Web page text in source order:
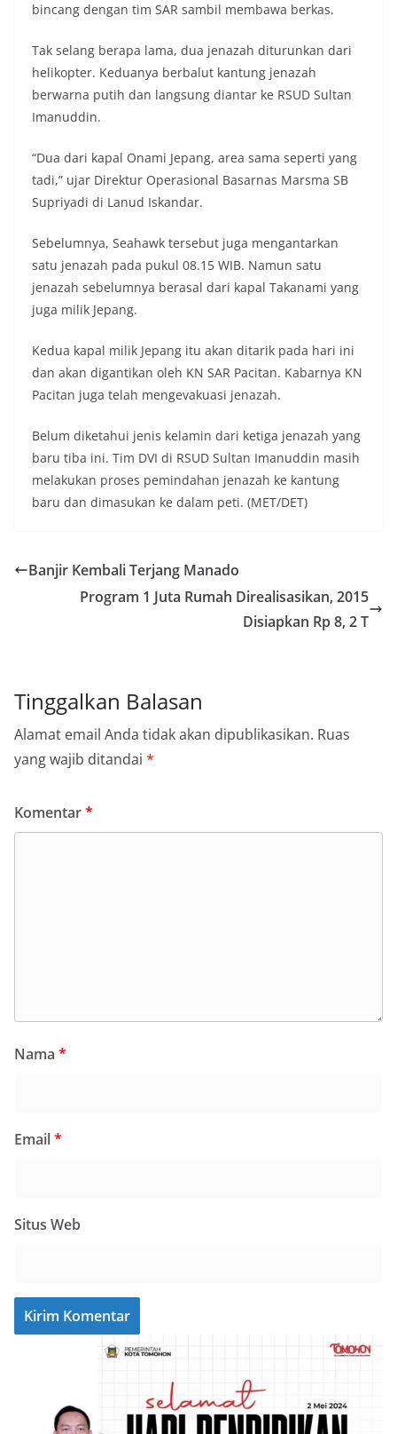
bincang dengan tim SAR sambil membawa berkas.
Tak selang berapa lama, dua jenazah diturunkan dari
helikopter. Keduanya berbalut kantung jenazah
berwarna putih dan langsung diantar ke RSUD Sultan
Imanuddin.
“Dua dari kapal Onami Jepang, area sama seperti yang
tadi,” ujar Direktur Operasional Basarnas Marsma SB
Supriyadi di Lanud Iskandar.
Sebelumnya, Seahawk tersebut juga mengantarkan
satu jenazah pada pukul 08.15 WIB. Namun satu
jenazah sebelumnya berasal dari kapal Takanami yang
juga milik Jepang.
Kedua kapal milik Jepang itu akan ditarik pada hari ini
dan akan digantikan oleh KN SAR Pacitan. Kabarnya KN
Pacitan juga telah mengevakuasi jenazah.
Belum diketahui jenis kelamin dari ketiga jenazah yang
baru tiba ini. Tim DVI di RSUD Sultan Imanuddin masih
melakukan proses pemindahan jenazah ke kantung
baru dan dimasukan ke dalam peti. (MET/DET)
Banjir Kembali Terjang Manado
Program 1 Juta Rumah Direalisasikan, 2015
Disiapkan Rp 8, 2 T
Tinggalkan Balasan
Alamat email Anda tidak akan dipublikasikan. Ruas
yang wajib ditandai *
Komentar*
Nama *
Email*
Situs Web